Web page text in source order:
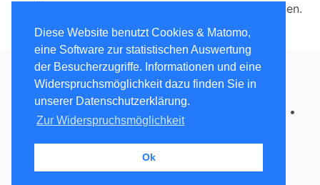
Diese Website benutzt Cookies & Matomo,
eine Software zur statistischen Auswertung
der Besucherzugriffe. Informationen und eine
Widerspruchsmöglichkeit dazu finden Sie in
unserer Datenschutzerklärung.
Zur Widerspruchsmöglichkeit
Ok
Wir übernehmen keine Haftung für etwaige Schäden.
Kopf über Wasser
Impressum
•
Do-Not-Track